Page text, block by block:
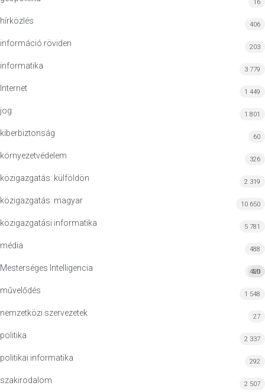
16
hírközlés 406
információ röviden 203
informatika 3 779
Internet 1 449
jog 1 801
kiberbiztonság 60
környezetvédelem 326
közigazgatás: külföldön 2 319
közigazgatás: magyar 10 650
közigazgatási informatika 5 781
média 488
Mesterséges Intelligencia MI
420
művelődés 1 548
nemzetközi szervezetek 27
politika 2 337
politikai informatika 292
szakirodalom 2 507